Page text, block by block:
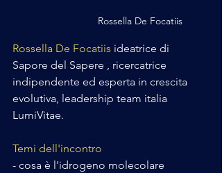
Rossella De Focatiis
Rossella De Focatiis ideatrice di
Sapore del Sapere , ricercatrice
indipendente ed esperta in crescita
evolutiva, leadership team italia
LumiVitae.
Temi dell'incontro
- cosa è l'idrogeno molecolare